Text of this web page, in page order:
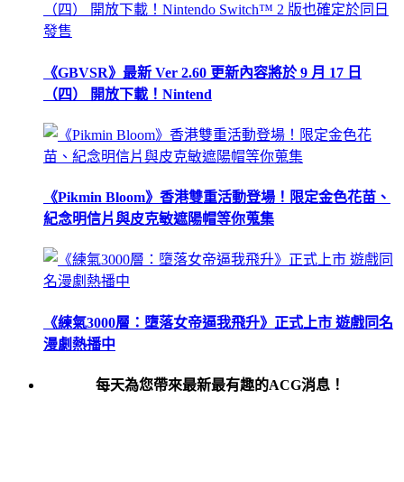
《GBVSR》最新 Ver 2.60 更新內容將於 9 月 17 日
（四） 開放下載！Nintend
《Pikmin Bloom》香港雙重活動登場！限定金色花苗、
紀念明信片與皮克敏遮陽帽等你蒐集
《練氣3000層：墮落女帝逼我飛升》正式上市 遊戲同名
漫劇熱播中
每天為您帶來最新最有趣的ACG消息！